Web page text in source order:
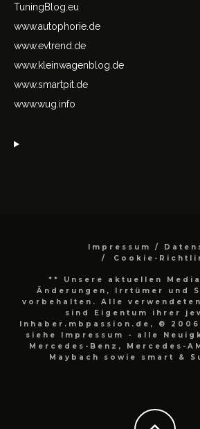
TuningBlog.eu
www.autophorie.de
www.evtrend.de
www.kleinwagenblog.de
www.smartpit.de
www.wug.info
Impressum /
Cookie-
** Unsere aktuellen
Änderungen, Irrtümer und
vorbehalten. Alle
sind Eigentum ihrer
Inhaber.mbpassion.de, ©
siehe Impressum - alle
Mercedes-Benz, Mercedes-
Maybach sowie smart &